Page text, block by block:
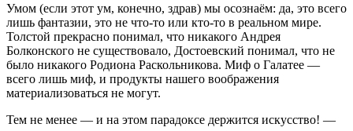
Умом (если этот ум, конечно, здрав) мы осознаём: да, это всего
лишь фантазии, это не что-то или кто-то в реальном мире.
Толстой прекрасно понимал, что никакого Андрея
Болконского не существовало, Достоевский понимал, что не
было никакого Родиона Раскольникова. Миф о Галатее —
всего лишь миф, и продукты нашего воображения
материализоваться не могут.
Тем не менее — и на этом парадоксе держится искусство! —